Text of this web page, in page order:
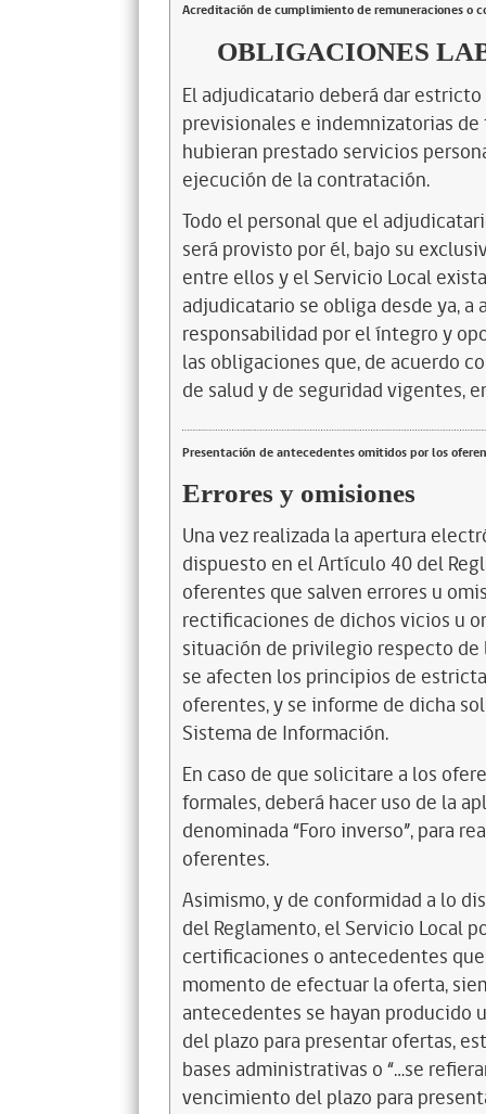
Acreditación de cumplimiento de remuneraciones o
OBLIGACIONES
El adjudicatario deberá dar
previsionales e indemnizatorias
hubieran prestado servicios
ejecución de la contratación.
Todo el personal que el
será provisto por él, bajo su
entre ellos y el Servicio Local
adjudicatario se obliga desde ya, a
responsabilidad por el íntegro y
las obligaciones que, de acuerdo
de salud y de seguridad vigentes,
Presentación de antecedentes omitidos por los
Errores y omisiones
Una vez realizada la apertura
dispuesto en el Artículo 40 del
oferentes que salven errores u
rectiﬁcaciones de dichos vicios u
situación de privilegio respecto
se afecten los principios de
oferentes, y se informe de dicha
Sistema de Información.
En caso de que solicitare a los
formales, deberá hacer uso de la
denominada “Foro inverso”, para
oferentes.
Asimismo, y de conformidad a lo
del Reglamento, el Servicio Local
certiﬁcaciones o antecedentes
momento de efectuar la oferta,
antecedentes se hayan
del plazo para presentar ofertas,
bases administrativas o “…se
vencimiento del plazo para